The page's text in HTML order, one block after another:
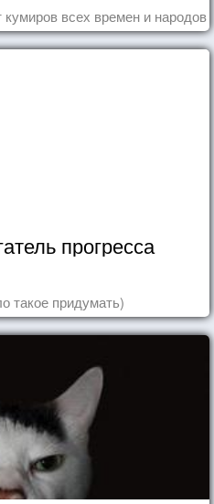
всех времен и народов
прогресса
такое придумать)